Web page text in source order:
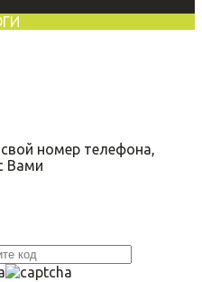
номер телефона,
Вами